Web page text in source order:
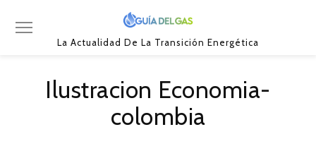
La Actualidad De La Transición Energética
Ilustracion Economia-
colombia